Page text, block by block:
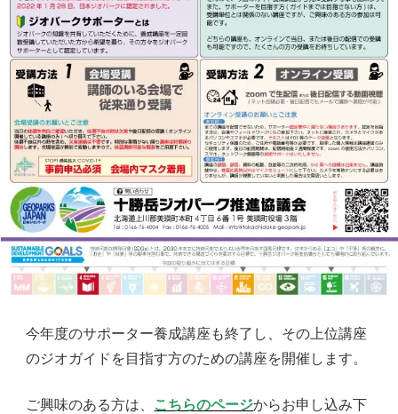
今年度のサポーター養成講座も終了し、その上位講座
のジオガイドを目指す方のための講座を開催します。
ご興味のある方は、 こちらのページからお申し込み下